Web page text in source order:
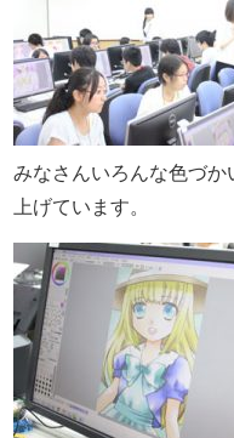
みなさんいろんな色づか
上げています。